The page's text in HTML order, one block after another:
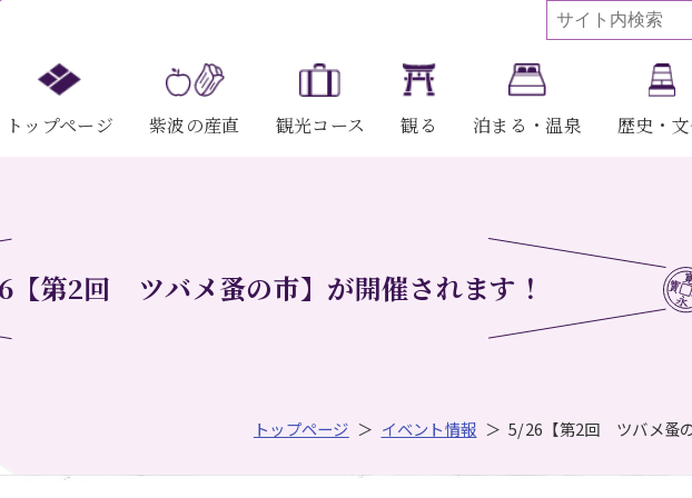
トップページ 紫波の産直 観光コース 観る 泊まる・温泉 歴史・
【第2回 ツバメ蚤の市】が開催されます！
トップページ イベント情報 5/26【第2回 ツバメ蚤